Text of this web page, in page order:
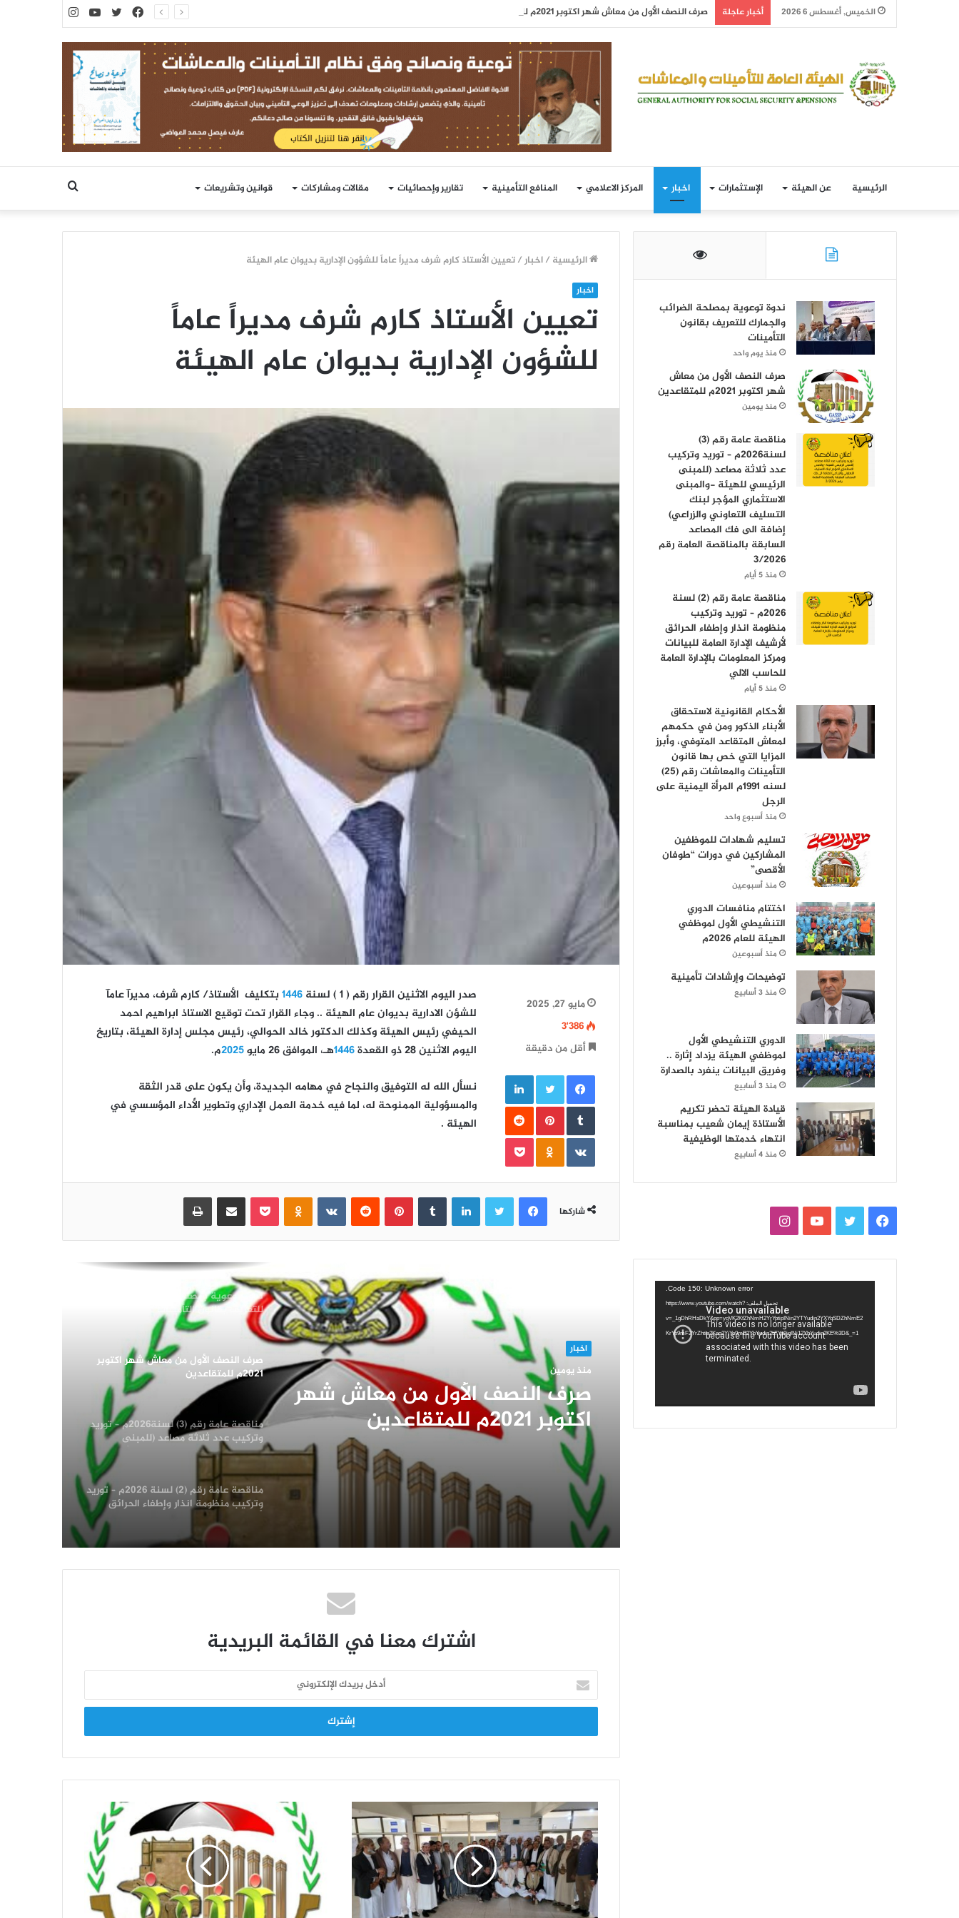
الخميس, أغسطس 6 2026 أخبار عاجلة صرف النصف الأول من معاش شهر اكتوبر 2021م للمتقاعدين انستقراميوتيوبتويتر
فيسبوك
الرئيسية عن الهيئة الإستثمارات اخبار المركز الاعلامي المنافع التأمينية تقارير وإحصائيات مقالات ومشاركات قوانين وتشريعات بحث
عن
الرئيسية /اخبار/تعيين الأستاذ كارم شرف مديراً عاماً للشؤون الإدارية بديوان عام الهيئة
اخبار
تعيين الأستاذ كارم شرف مديراً عاماً
للشؤون الإدارية بديوان عام الهيئة
صدر اليوم الاثنين القرار رقم ( 1 ) لسنة 1446 بتكليف الأستاذ/ كارم شرف، مديرآ عامآ
للشؤن الادارية بديوان عام الهيئة .. وجاء القرار تحت توقيع الاستاذ ابراهيم احمد
الحيفي رئيس الهيئة وكذلك الدكتور خالد الحوالي، رئيس مجلس إدارة الهيئة، بتاريخ
اليوم الاثنين 28 ذو القعدة
1446هـ، الموافق 26 مايو 2025م.
نسأل الله له التوفيق والنجاح في مهامه الجديدة، وأن يكون على قدر الثقة
والمسؤولية الممنوحة له، لما فيه خدمة العمل الإداري وتطوير الأداء المؤسسي في
الهيئة .
مايو 27, 2025
3٬386
أقل من دقيقة
فيسبوكتويتر
لينكدإن
‏Tumblr
بينتيريست
‏Reddit
‏VKontakte
Odnoklassniki
بوكيت
شاركها
فيسبوكتويتر لينكدإن بينتيريست Odnoklassniki
بوكيت مشاركة عبر البريد طباعة
اخبار
منذ يومين
صرف النصف الأول من معاش شهر
اكتوبر 2021م للمتقاعدين
لموظفي الهيئة للعام 2026م
الدوري التنشيطي الأول لموظفي الهيئة
يزداد إثارة .. وفريق البيانات ينفرد بالصدارة
قيادة الهيئة تحضر تكريم الأستاذة إيمان
شعيب بمناسبة انتهاء خدمتها الوظيفية
التنشيطي الأول للعام 2026 بالهيئة
العامة للتأمينات والمعاشات
هيئة التأمينات تصرف النصف الثاني من
معاش شهر سبتمبر 2021م للمتقاعدين
المدنيين
ندوة توعوية بمصلحة الضرائب والجمارك
للتعريف بقانون التأمينات
صرف النصف الأول من معاش شهر اكتوبر
2021م للمتقاعدين
مناقصة عامة رقم (3) لسنة2026م – توريد
وتركيب عدد ثلاثة مصاعد (للمبنى
الرئيسي للهيئة -والمبنى الاستثماري
المؤجر لبنك التسليف التعاوني والزراعي)
إضافة الى فك المصاعد السابقة
بالمناقصة العامة رقم 3/2026
مناقصة عامة رقم (2) لسنة 2026م – توريد
وتركيب منظومة انذار وإطفاء الحرائق
لأرشيف الإدارة العامة للبيانات ومركز
المعلومات بالإدارة العامة للحاسب الالي
دورات “طوفان الأقصى”
لموظفي الهيئة للعام 2026م
يزداد إثارة .. وفريق البيانات ينفرد بالصدارة
شعيب بمناسبة انتهاء خدمتها الوظيفية
افتتاح منافسات الدوري الرياضي
التنشيطي الأول للعام 2026 بالهيئة
العامة للتأمينات والمعاشات
هيئة التأمينات تصرف النصف الثاني من
معاش شهر سبتمبر 2021م للمتقاعدين
المدنيين
اشترك معنا في القائمة البريدية
أدخل
بريدك
الإلكتروني
ندوة توعوية بمصلحة الضرائب
والجمارك للتعريف بقانون
التأمينات
منذ يوم واحد
صرف النصف الأول من معاش
شهر اكتوبر 2021م للمتقاعدين
منذ يومين
مناقصة عامة رقم (3)
لسنة2026م – توريد وتركيب
عدد ثلاثة مصاعد (للمبنى
الرئيسي للهيئة -والمبنى
الاستثماري المؤجر لبنك
التسليف التعاوني والزراعي)
إضافة الى فك المصاعد
السابقة بالمناقصة العامة رقم
3/2026
منذ 5 أيام
مناقصة عامة رقم (2) لسنة
2026م – توريد وتركيب
منظومة انذار وإطفاء الحرائق
لأرشيف الإدارة العامة للبيانات
ومركز المعلومات بالإدارة العامة
للحاسب الالي
منذ 5 أيام
الأحكام القانونية لاستحقاق
الأبناء الذكور ومن في حكمهم
لمعاش المتقاعد المتوفي، وأبرز
المزايا التي خص بها قانون
التأمينات والمعاشات رقم (25)
لسنه 1991م المرأة اليمنية على
الرجل
منذ أسبوع واحد
تسليم شهادات للموظفين
المشاركين في دورات “طوفان
الأقصى”
منذ أسبوعين
اختتام منافسات الدوري
التنشيطي الأول لموظفي
الهيئة للعام 2026م
منذ أسبوعين
توضيحات وإرشادات تأمينية
منذ 3 أسابيع
الدوري التنشيطي الأول
لموظفي الهيئة يزداد إثارة ..
وفريق البيانات ينفرد بالصدارة
منذ 3 أسابيع
قيادة الهيئة تحضر تكريم
الأستاذة إيمان شعيب بمناسبة
انتهاء خدمتها الوظيفية
منذ 4 أسابيع
فيسبوكتويتر يوتيوبانستقرام
Code 150: Unknown error.
تحميل الملف: https://www.youtube.com/watch?
v=_1gDhRHaDkY&pp=ygVK2KfZhNmH2YrYptipINin2YTYudin2YXYqSDZhNmE2
KrYp9mF2YrZhtin2Kog2YjYp9mE2YbYudin2LTYp9iqINi12YbYudin2KE%3D&_=1